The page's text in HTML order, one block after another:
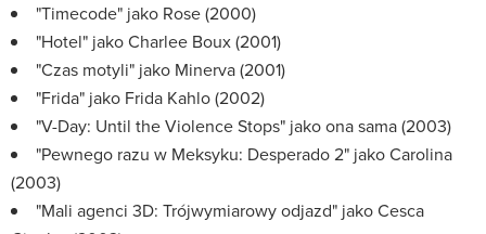
"Timecode" jako Rose (2000)
"Hotel" jako Charlee Boux (2001)
"Czas motyli" jako Minerva (2001)
"Frida" jako Frida Kahlo (2002)
"V-Day: Until the Violence Stops" jako ona sama (2003)
"Pewnego razu w Meksyku: Desperado 2" jako Carolina
(2003)
"Mali agenci 3D: Trójwymiarowy odjazd" jako Cesca